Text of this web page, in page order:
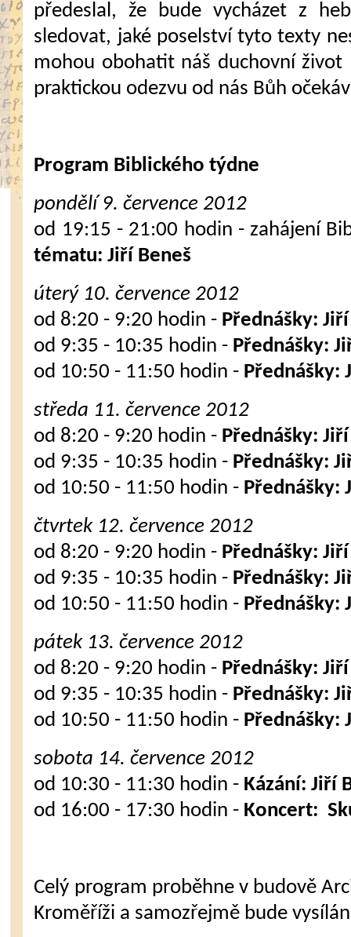
předeslal, že bude vycházet z
sledovat, jaké poselství tyto texty
mohou obohatit náš duchovní život
praktickou odezvu od nás Bůh
Program Biblického týdne
pondělí 9. července 2012
od 19:15 - 21:00 hodin - zahájení
tématu: Jiří Beneš
úterý 10. července 2012
od 8:20 - 9:20 hodin - Přednášky:
od 9:35 - 10:35 hodin - Přednášky:
od 10:50 - 11:50 hodin - Přednášky:
středa 11. července 2012
od 8:20 - 9:20 hodin - Přednášky:
od 9:35 - 10:35 hodin - Přednášky:
od 10:50 - 11:50 hodin - Přednášky:
čtvrtek 12. července 2012
od 8:20 - 9:20 hodin - Přednášky:
od 9:35 - 10:35 hodin - Přednášky:
od 10:50 - 11:50 hodin - Přednášky:
pátek 13. července 2012
od 8:20 - 9:20 hodin - Přednášky:
od 9:35 - 10:35 hodin - Přednášky:
od 10:50 - 11:50 hodin - Přednášky:
sobota 14. července 2012
od 10:30 - 11:30 hodin - Kázání: Jiří
od 16:00 - 17:30 hodin - Koncert:
Celý program proběhne v budově
Kroměříži a samozřejmě bude